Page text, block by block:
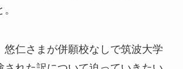
悠仁さまが併願校なしで筑波大学